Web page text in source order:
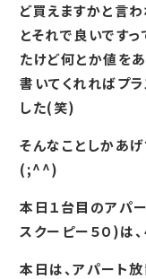
ど買えますかと言
とそれで良いです
たけど何とか値を
書いてくれればプ
した(笑)
そんなことしかあ
(;^^)
本日１台目のアパ
スクーピー５０)は、
本日は、アパート